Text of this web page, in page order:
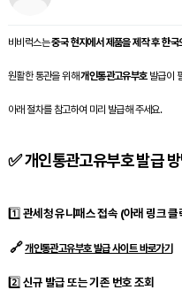
비비럭스는중국 현지에서 제품을 제작 후 한국
원활한 통관을 위해개인통관고유부호발급이
아래 절차를 참고하여 미리 발급해 주세요.
✅개인통관고유부호 발급
1️⃣관세청 유니패스 접속 (아래 링크 클
🔗개인통관고유부호 발급 사이트 바로가기
2️⃣신규 발급 또는 기존 번호 조회